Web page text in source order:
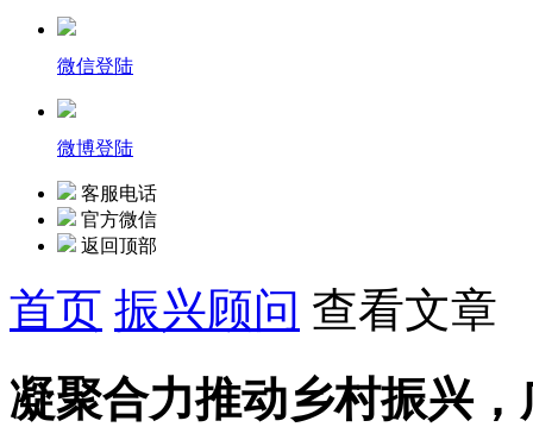
微信登陆
微博登陆
客服电话
官方微信
返回顶部
首页 振兴顾问 查看文章
凝聚合力推动乡村振兴